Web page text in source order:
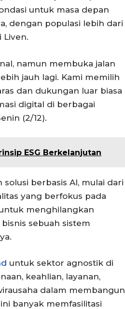
untuk masa depan
dengan populasi lebih dari
Liven.
namun membuka jalan
jauh lagi. Kami memilih
dan dukungan luar biasa
digital di berbagai
(2/12).
ESG Berkelanjutan
berbasis AI, mulai dari
yang berfokus pada
menghilangkan
sebuah sistem
untuk sektor agnostik di
keahlian, layanan,
dalam membangun
banyak memfasilitasi